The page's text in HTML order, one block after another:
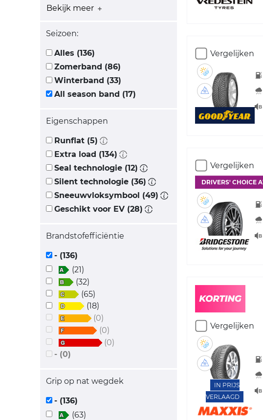
Bekijk meer
Seizoen:
Alles (136)
Zomerband (86)
Winterband (33)
All season band (17)
Eigenschappen
Runflat (5)
Extra load (134)
Seal technologie (12)
Silent technologie (36)
Sneeuwvloksymbool (49)
Geschikt voor EV (28)
Brandstofefficiëntie
- (136)
(21)
(32)
(65)
(18)
(0)
(0)
(0)
- (0)
Grip op nat wegdek
- (136)
(63)
Vergelijken
Vergelijken
DRIVERS' CHOICE
Vergelijken
IN PRIJS
VERLAAGD